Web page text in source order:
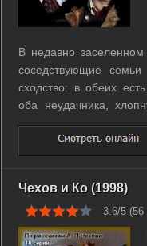
В недавно
соседствующие
сходство: в обеих
оба неудачника,
квартиры – чтобы
мужской компании. ...
Чехов и Ко (1998)
3.6/5 (56